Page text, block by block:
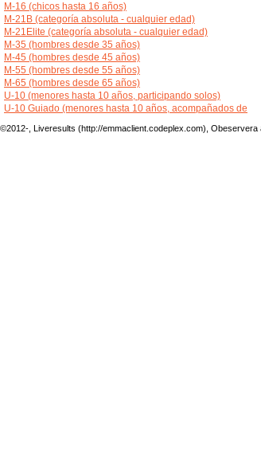
M-16 (chicos hasta 16 años)
M-21B (categoría absoluta - cualquier edad)
M-21Elite (categoría absoluta - cualquier edad)
M-35 (hombres desde 35 años)
M-45 (hombres desde 45 años)
M-55 (hombres desde 55 años)
M-65 (hombres desde 65 años)
U-10 (menores hasta 10 años, participando solos)
U-10 Guiado (menores hasta 10 años, acompañados de
©2012-, Liveresults (http://emmaclient.codeplex.com),